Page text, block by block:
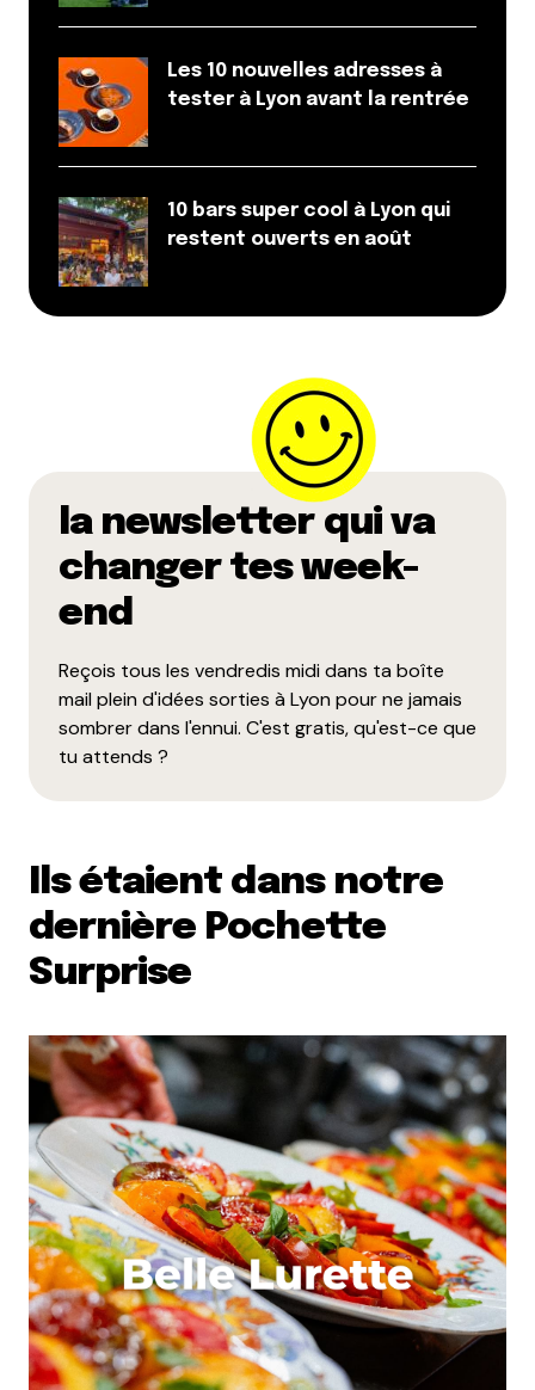
Les 10 nouvelles adresses à
tester à Lyon avant la rentrée
10 bars super cool à Lyon qui
restent ouverts en août
la newsletter qui va
changer tes week-
end
Reçois tous les vendredis midi dans ta boîte
mail plein d'idées sorties à Lyon pour ne jamais
sombrer dans l'ennui. C'est gratis, qu'est-ce que
tu attends ?
Ils étaient dans notre
dernière Pochette
Surprise